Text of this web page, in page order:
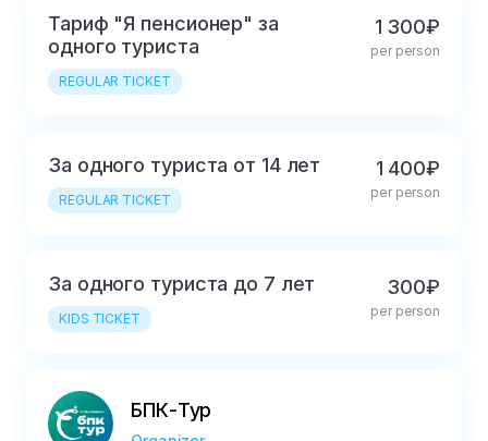
monument to Musa
Jalil (the main
entrance through the
Spasskaya Tower)
Тариф "Я пенсионер" за
одного туриста
REGULAR TICKET
1 300₽
per person
За одного туриста от 14 лет
REGULAR TICKET
1 400₽
per person
За одного туриста до 7 лет
KIDS TICKET
300₽
per person
БПК-Тур